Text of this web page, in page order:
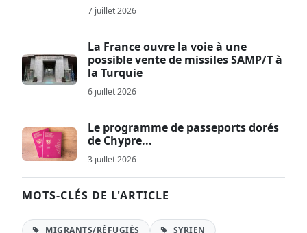
7 juillet 2026
La France ouvre la voie à une
possible vente de missiles SAMP/T à
la Turquie
6 juillet 2026
Le programme de passeports dorés
de Chypre...
3 juillet 2026
MOTS-CLÉS DE L'ARTICLE
MIGRANTS/RÉFUGIÉS SYRIEN